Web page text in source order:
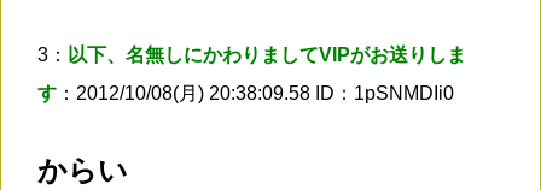
3： 以下、名無しにかわりましてVIPがお送りしま
す ：2012/10/08(月) 20:38:09.58 ID：1pSNMDIi0
からい